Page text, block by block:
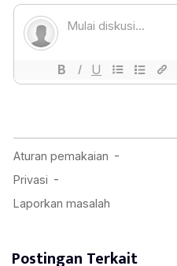
Postingan Terkait